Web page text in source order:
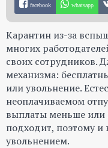
facebook whatsapp
Карантин из-за
многих
своих сотрудников.
механизма:
или увольнение.
неоплачиваемом
выплаты меньше или
подходит, поэтому и
увольнением.